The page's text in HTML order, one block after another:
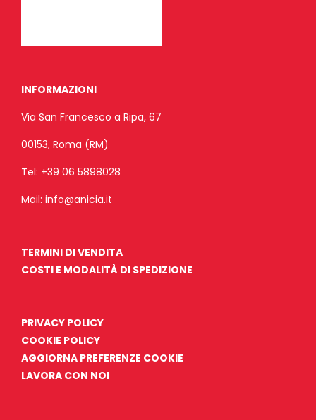
INFORMAZIONI
Via San Francesco a Ripa, 67
00153, Roma (RM)
Tel: +39 06 5898028
Mail: info@anicia.it
TERMINI DI VENDITA
COSTI E MODALITÀ DI SPEDIZIONE
PRIVACY POLICY
COOKIE POLICY
AGGIORNA PREFERENZE COOKIE
LAVORA CON NOI